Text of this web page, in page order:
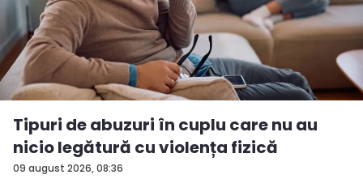
09 august 2026, 08:36
Tipuri de abuzuri în cuplu care nu au
nicio legătură cu violența fizică